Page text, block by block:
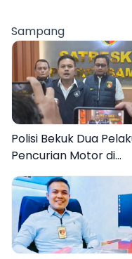
Organisasi
Sampang
Polisi Bekuk Dua
Pencurian Motor di
Bajrasokah Sampang